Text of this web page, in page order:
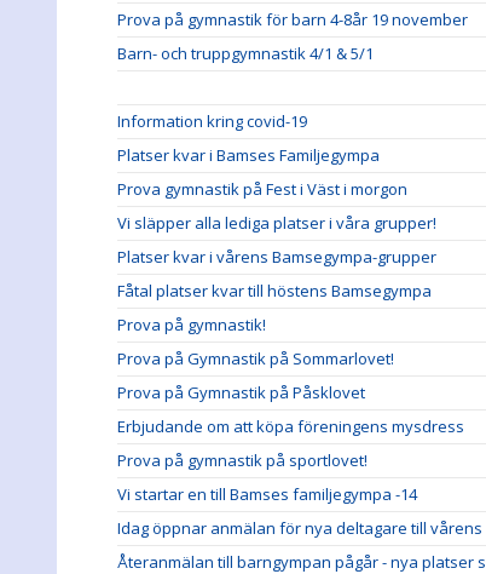
Prova på gymnastik för barn 4-8år 19 november
Barn- och truppgymnastik 4/1 & 5/1
Information kring covid-19
Platser kvar i Bamses Familjegympa
Prova gymnastik på Fest i Väst i morgon
Vi släpper alla lediga platser i våra grupper!
Platser kvar i vårens Bamsegympa-grupper
Fåtal platser kvar till höstens Bamsegympa
Prova på gymnastik!
Prova på Gymnastik på Sommarlovet!
Prova på Gymnastik på Påsklovet
Erbjudande om att köpa föreningens mysdress
Prova på gymnastik på sportlovet!
Vi startar en till Bamses familjegympa -14
Idag öppnar anmälan för nya deltagare till
Återanmälan till barngympan pågår - nya platser